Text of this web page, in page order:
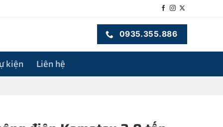
0935.355.886
kiện Liên hệ